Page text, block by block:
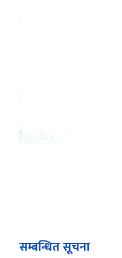
सम्बन्धित सूचना